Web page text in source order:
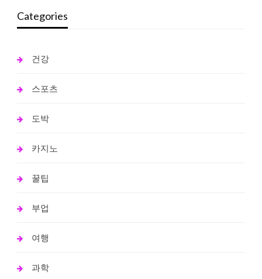
Categories
건강
스포츠
도박
카지노
꿀팁
부업
여행
과학